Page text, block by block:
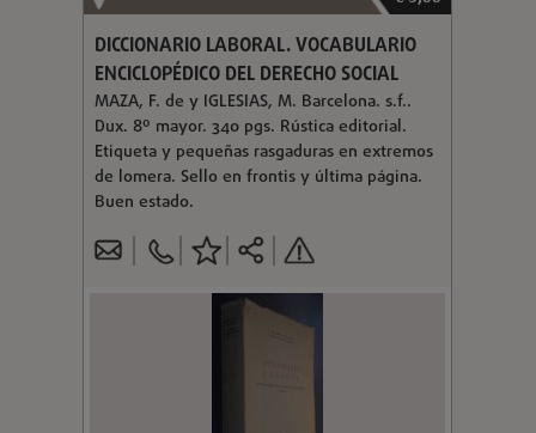
DICCIONARIO LABORAL. VOCABULARIO
ENCICLOPÉDICO DEL DERECHO SOCIAL
MAZA, F. de y IGLESIAS, M. Barcelona. s.f..
Dux. 8º mayor. 340 pgs. Rústica editorial.
Etiqueta y pequeñas rasgaduras en extremos
de lomera. Sello en frontis y última página.
Buen estado.